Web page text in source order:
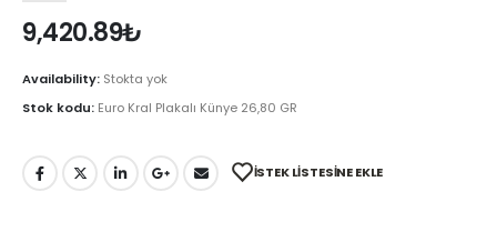
9,420.89₺
Availability: Stokta yok
Stok kodu: Euro Kral Plakalı Künye 26,80 GR
İSTEK LISTESINE EKLE